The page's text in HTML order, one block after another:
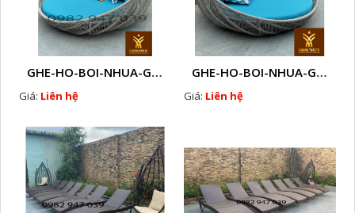
GHE-HO-BOI-NHUA-GIA-MAY-CAO-CAP-NGOAI-TROI-A6
Giá: Liên hệ
GHE-HO-BOI-NHUA-GIA-MAY-CAO-CAP-NGOAI-TROI-A
Giá: Liên hệ